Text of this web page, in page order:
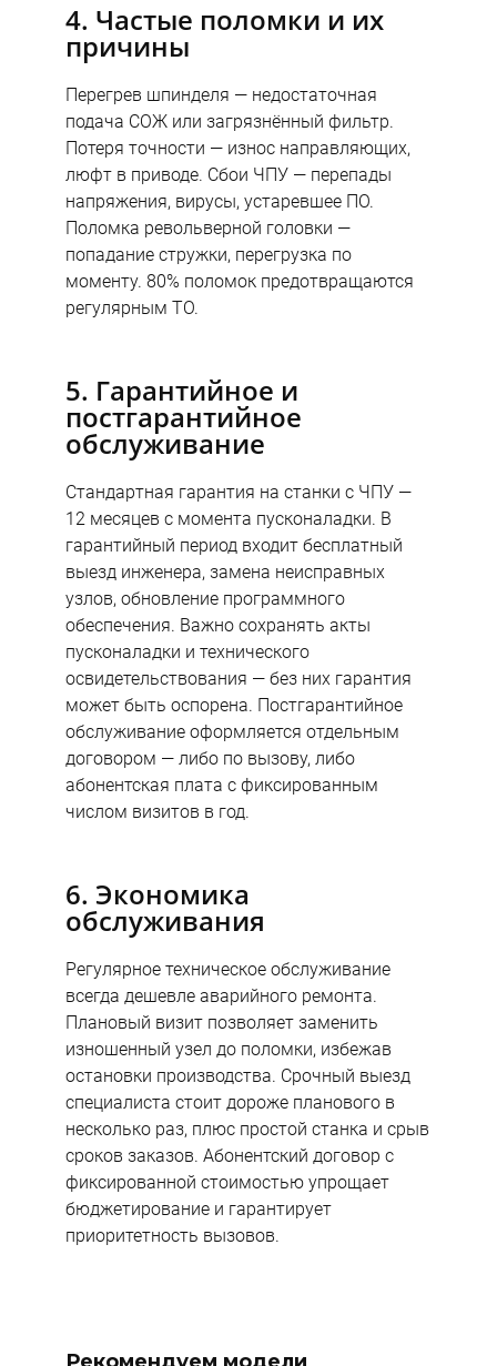
4. Частые поломки и их
причины
Перегрев шпинделя — недостаточная
подача СОЖ или загрязнённый фильтр.
Потеря точности — износ направляющих,
люфт в приводе. Сбои ЧПУ — перепады
напряжения, вирусы, устаревшее ПО.
Поломка револьверной головки —
попадание стружки, перегрузка по
моменту. 80% поломок предотвращаются
регулярным ТО.
5. Гарантийное и
постгарантийное
обслуживание
Стандартная гарантия на станки с ЧПУ —
12 месяцев с момента пусконаладки. В
гарантийный период входит бесплатный
выезд инженера, замена неисправных
узлов, обновление программного
обеспечения. Важно сохранять акты
пусконаладки и технического
освидетельствования — без них гарантия
может быть оспорена. Постгарантийное
обслуживание оформляется отдельным
договором — либо по вызову, либо
абонентская плата с фиксированным
числом визитов в год.
6. Экономика
обслуживания
Регулярное техническое обслуживание
всегда дешевле аварийного ремонта.
Плановый визит позволяет заменить
изношенный узел до поломки, избежав
остановки производства. Срочный выезд
специалиста стоит дороже планового в
несколько раз, плюс простой станка и срыв
сроков заказов. Абонентский договор с
фиксированной стоимостью упрощает
бюджетирование и гарантирует
приоритетность вызовов.